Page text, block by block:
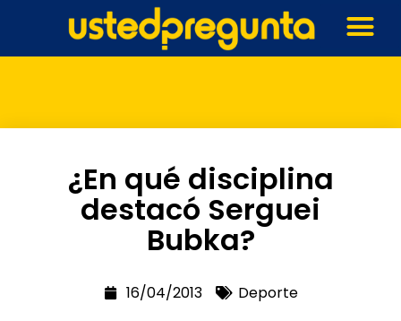
¿En qué disciplina
destacó Serguei
Bubka?
16/04/2013 Deporte